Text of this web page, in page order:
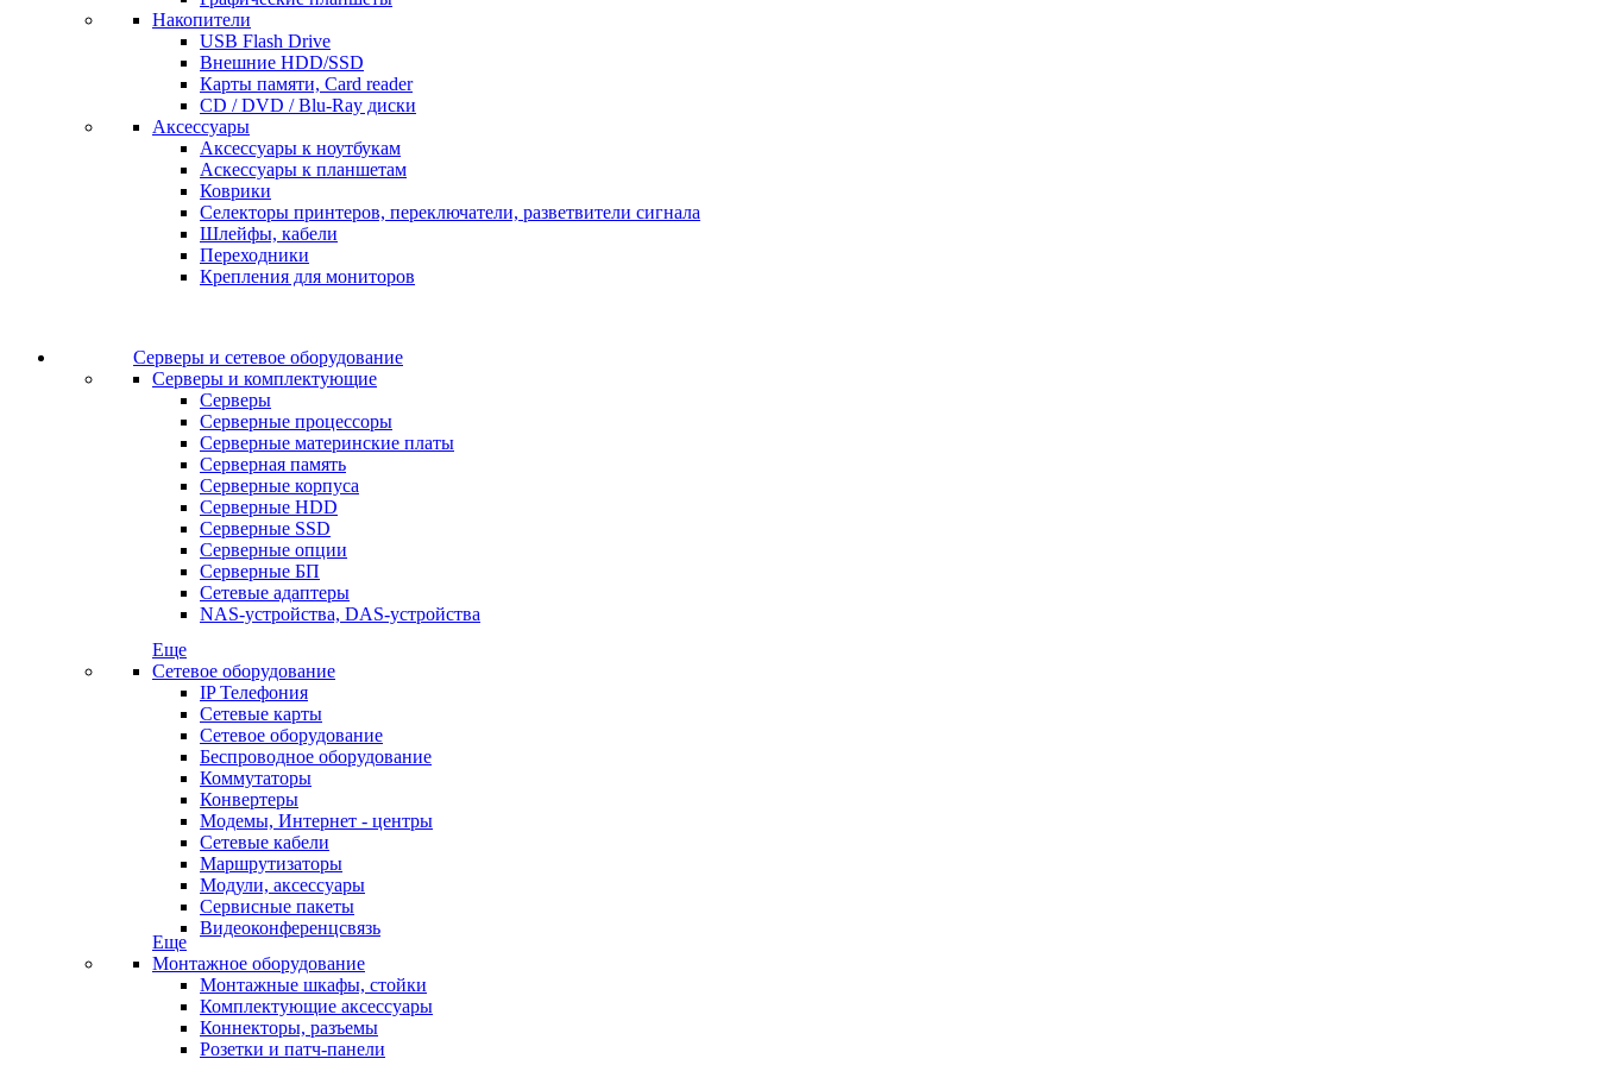
Накопители
USB Flash Drive
Внешние HDD/SSD
Карты памяти, Card reader
CD / DVD / Blu-Ray диски
Аксессуары
Аксессуары к ноутбукам
Аскессуары к планшетам
Коврики
Селекторы принтеров, переключатели, разветвители сигнала
Шлейфы, кабели
Переходники
Крепления для мониторов
Серверы и сетевое оборудование
Серверы и комплектующие
Серверы
Серверные процессоры
Серверные материнские платы
Серверная память
Серверные корпуса
Серверные HDD
Серверные SSD
Серверные опции
Серверные БП
Сетевые адаптеры
NAS-устройства, DAS-устройства
Еще
Сетевое оборудование
IP Телефония
Сетевые карты
Сетевое оборудование
Беспроводное оборудование
Коммутаторы
Конвертеры
Модемы, Интернет - центры
Сетевые кабели
Маршрутизаторы
Модули, аксессуары
Сервисные пакеты
Видеоконференцсвязь
Еще
Монтажное оборудование
Монтажные шкафы, стойки
Комплектующие аксессуары
Коннекторы, разъемы
Розетки и патч-панели